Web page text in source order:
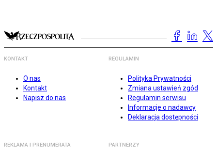
KONTAKT
O nas
Kontakt
Napisz do nas
REGULAMIN
Polityka Prywatności
Zmiana ustawień zgód
Regulamin serwisu
Informacje o nadawcy
Deklaracja dostępności
REKLAMA I PRENUMERATA PARTNERZY